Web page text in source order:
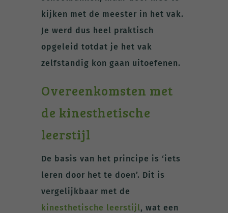
kijken met de meester in het vak.
Je werd dus heel praktisch
opgeleid totdat je het vak
zelfstandig kon gaan uitoefenen.
Overeenkomsten met
de kinesthetische
leerstijl
De basis van het principe is ‘iets
leren door het te doen’. Dit is
vergelijkbaar met de
kinesthetische leerstijl, wat een